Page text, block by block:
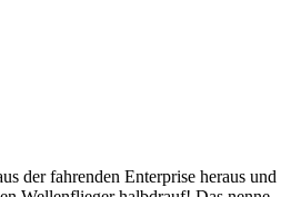
der fahrenden Enterprise heraus und